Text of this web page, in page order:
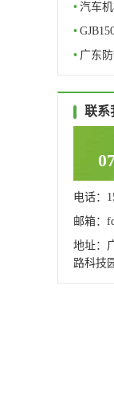
• 汽车
•
• 广东
联系
电话：
邮箱：
地址：
路科技